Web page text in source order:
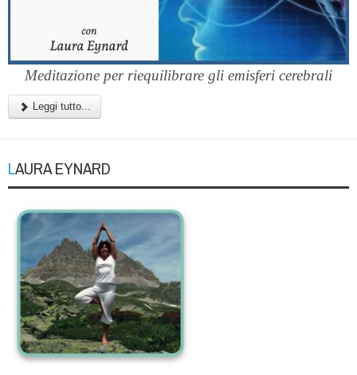
Meditazione per riequilibrare gli emisferi cerebrali
Leggi tutto...
LAURA EYNARD